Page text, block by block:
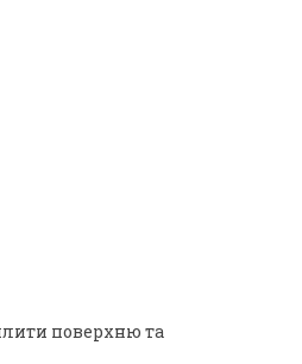
поверхню та